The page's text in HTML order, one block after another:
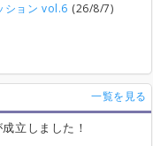
ション vol.6 (26/8/7)
一覧を見る
立しました！